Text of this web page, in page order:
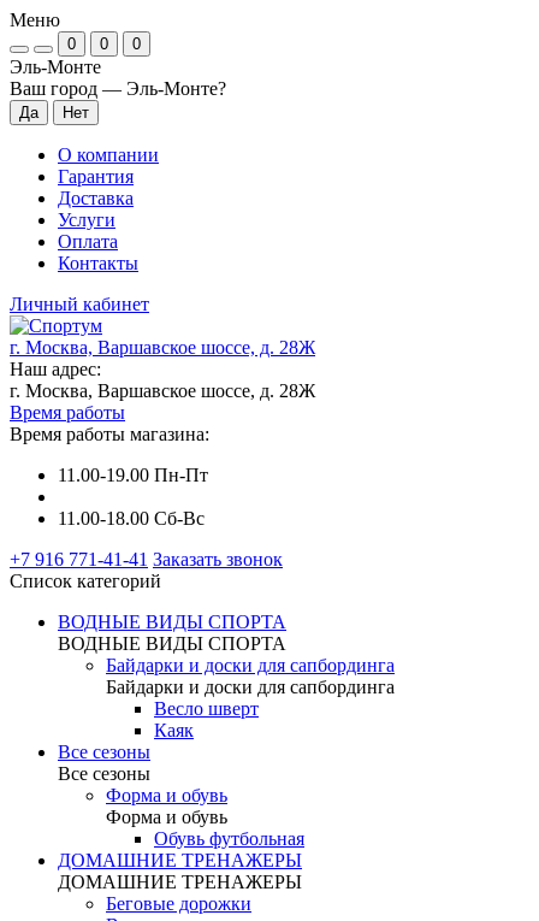
Меню
0 0 0
Эль-Монте
Ваш город — Эль-Монте?
О компании
Гарантия
Доставка
Услуги
Оплата
Контакты
Личный кабинет
г. Москва, Варшавское шоссе, д. 28Ж
Наш адрес:
г. Москва, Варшавское шоссе, д. 28Ж
Время работы
Время работы магазина:
11.00-19.00 Пн-Пт
11.00-18.00 Сб-Вс
+7 916 771-41-41 Заказать звонок
Список категорий
ВОДНЫЕ ВИДЫ СПОРТА
ВОДНЫЕ ВИДЫ СПОРТА
Байдарки и доски для сапбординга
Байдарки и доски для сапбординга
Весло шверт
Каяк
Все сезоны
Все сезоны
Форма и обувь
Форма и обувь
Обувь футбольная
ДОМАШНИЕ ТРЕНАЖЕРЫ
ДОМАШНИЕ ТРЕНАЖЕРЫ
Беговые дорожки